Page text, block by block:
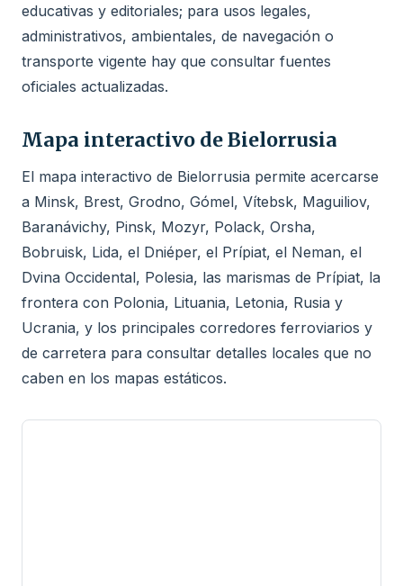
educativas y editoriales; para usos legales,
administrativos, ambientales, de navegación o
transporte vigente hay que consultar fuentes
oficiales actualizadas.
Mapa interactivo de Bielorrusia
El mapa interactivo de Bielorrusia permite acercarse
a Minsk, Brest, Grodno, Gómel, Vítebsk, Maguiliov,
Baranávichy, Pinsk, Mozyr, Polack, Orsha,
Bobruisk, Lida, el Dniéper, el Prípiat, el Neman, el
Dvina Occidental, Polesia, las marismas de Prípiat, la
frontera con Polonia, Lituania, Letonia, Rusia y
Ucrania, y los principales corredores ferroviarios y
de carretera para consultar detalles locales que no
caben en los mapas estáticos.